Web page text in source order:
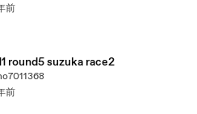
前
round5 suzuka race2
前